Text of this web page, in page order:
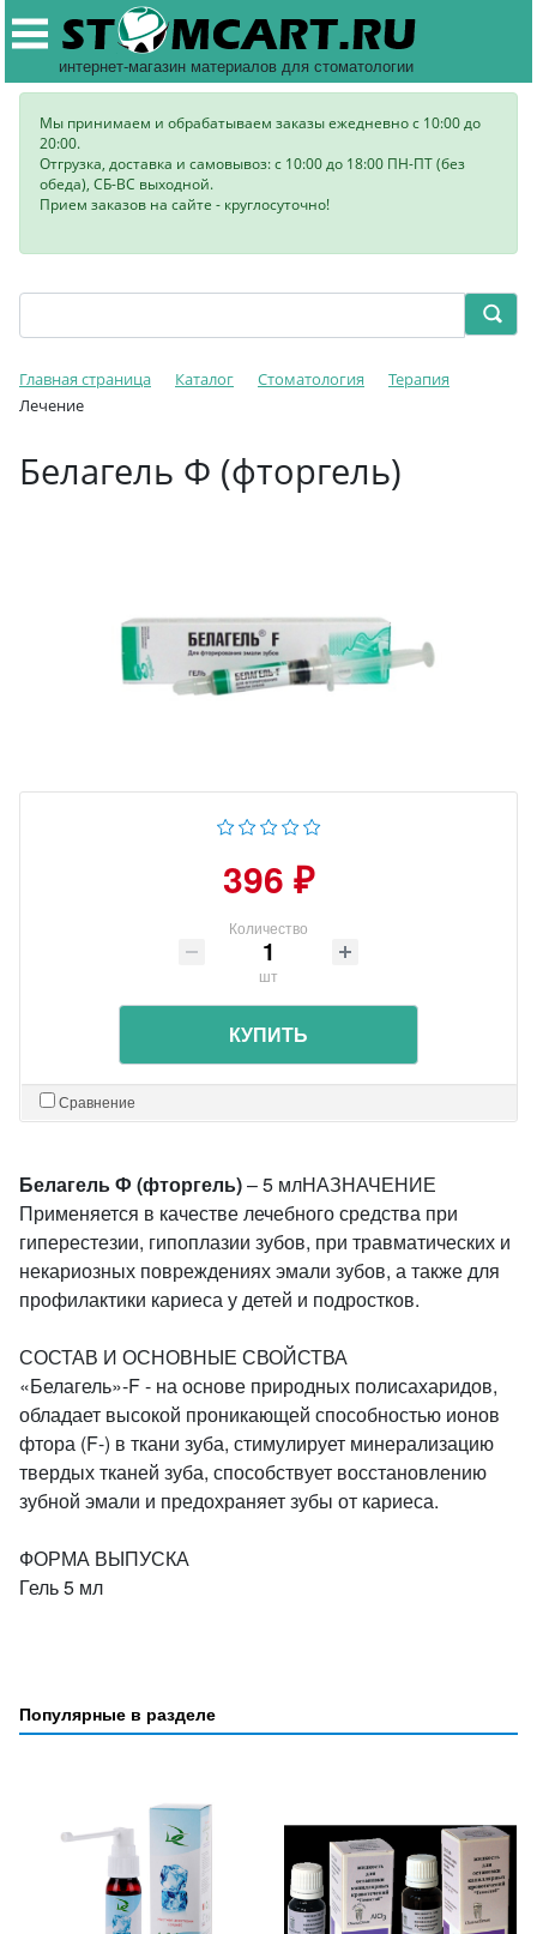
интернет-магазин материалов для стоматологии
Мы принимаем и обрабатываем заказы ежедневно с 10:00 до
20:00.
Отгрузка, доставка и самовывоз: с 10:00 до 18:00 ПН-ПТ (без
обеда), СБ-ВС выходной.
Прием заказов на сайте - круглосуточно!
Главная страница Каталог Стоматология
Терапия
Лечение
Белагель Ф (фторгель)
396 ₽
Количество
шт
КУПИТЬ
Сравнение
Белагель Ф (фторгель)– 5 млНАЗНАЧЕНИЕ
Применяется в качестве лечебного средства при
гиперестезии, гипоплазии зубов, при травматических и
некариозных повреждениях эмали зубов, а также для
профилактики кариеса у детей и подростков.
СОСТАВ И ОСНОВНЫЕ СВОЙСТВА
«Белагель»-F - на основе природных полисахаридов,
обладает высокой проникающей способностью ионов
фтора (F-) в ткани зуба, стимулирует минерализацию
твердых тканей зуба, способствует восстановлению
зубной эмали и предохраняет зубы от кариеса.
ФОРМА ВЫПУСКА
Гель 5 мл
Популярные в разделе